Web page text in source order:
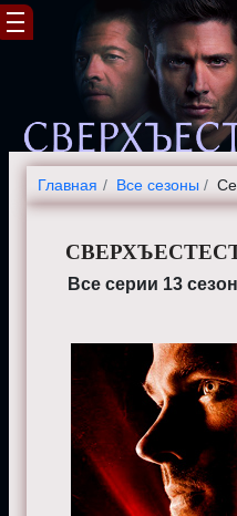
Главная Все сезоны
Все серии 13